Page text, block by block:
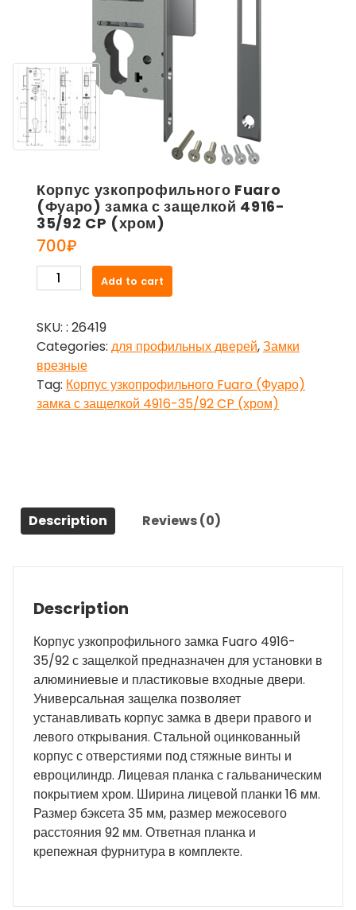
Корпус узкопрофильного Fuaro
(Фуаро) замка с защелкой 4916-
35/92 CP (хром)
700₽
Корпус
узкопрофильного
(Фуаро)
замка
с
защелкой
4916-
Add to cart
SKU: : 26419
Categories: для профильных дверей,Замки
врезные
Tag: Корпус узкопрофильного Fuaro (Фуаро)
замка с защелкой 4916-35/92 CP (хром)
Description Reviews (0)
Description
Корпус узкопрофильного замка Fuaro 4916-
35/92 с защелкой предназначен для установки в
алюминиевые и пластиковые входные двери.
Универсальная защелка позволяет
устанавливать корпус замка в двери правого и
левого открывания. Стальной оцинкованный
корпус с отверстиями под стяжные винты и
евроцилиндр. Лицевая планка с гальваническим
покрытием хром. Ширина лицевой планки 16 мм.
Размер бэксета 35 мм, размер межосевого
расстояния 92 мм. Ответная планка и
крепежная фурнитура в комплекте.